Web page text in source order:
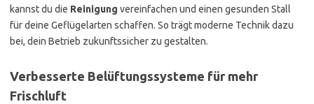
kannst du die Reinigung vereinfachen und einen gesunden Stall
für deine Geflügelarten schaffen. So trägt moderne Technik dazu
bei, dein Betrieb zukunftssicher zu gestalten.
Verbesserte Belüftungssysteme für mehr
Frischluft